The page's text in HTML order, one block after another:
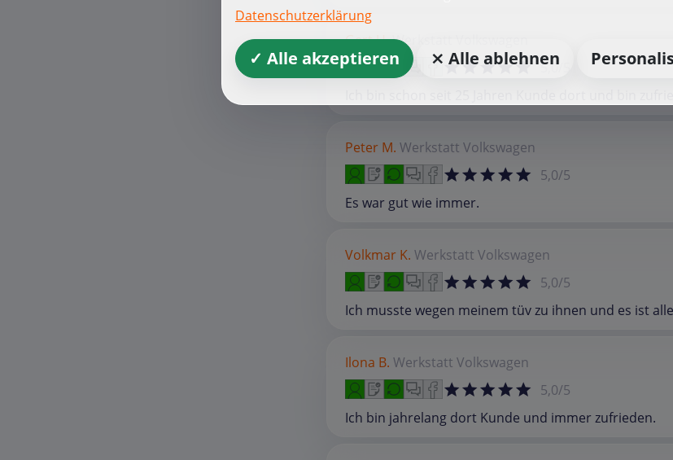
Gert U.Werkstatt
5,0/5
Peter M. Werkstatt Volkswagen
5,0/5
Es war gut wie immer.
Volkmar K. Werkstatt Volkswagen
5,0/5
Ich musste wegen meinem tüv zu ihnen und es ist
Ilona B. Werkstatt Volkswagen
5,0/5
Ich bin jahrelang dort Kunde und immer zufrieden.
Datenschutzerklärung
✓ Alle akzeptieren ⨯ Alle ablehnen